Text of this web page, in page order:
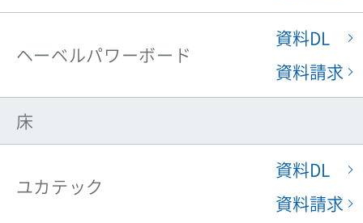
ヘーベルパワーボード
資料DL
資料請求
床
ユカテック
資料DL
資料請求